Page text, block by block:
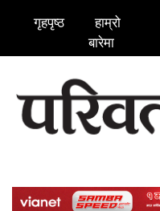
गृहपृष्ठ
हाम्रो
बारेमा